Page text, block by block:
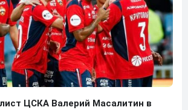
ЦСКА Валерий Масалитин в